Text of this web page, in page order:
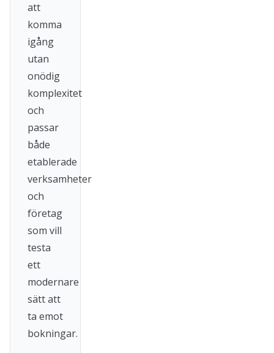
att
komma
igång
utan
onödig
komplexitet
och
passar
både
etablerade
verksamheter
och
företag
som vill
testa
ett
modernare
sätt att
ta emot
bokningar.